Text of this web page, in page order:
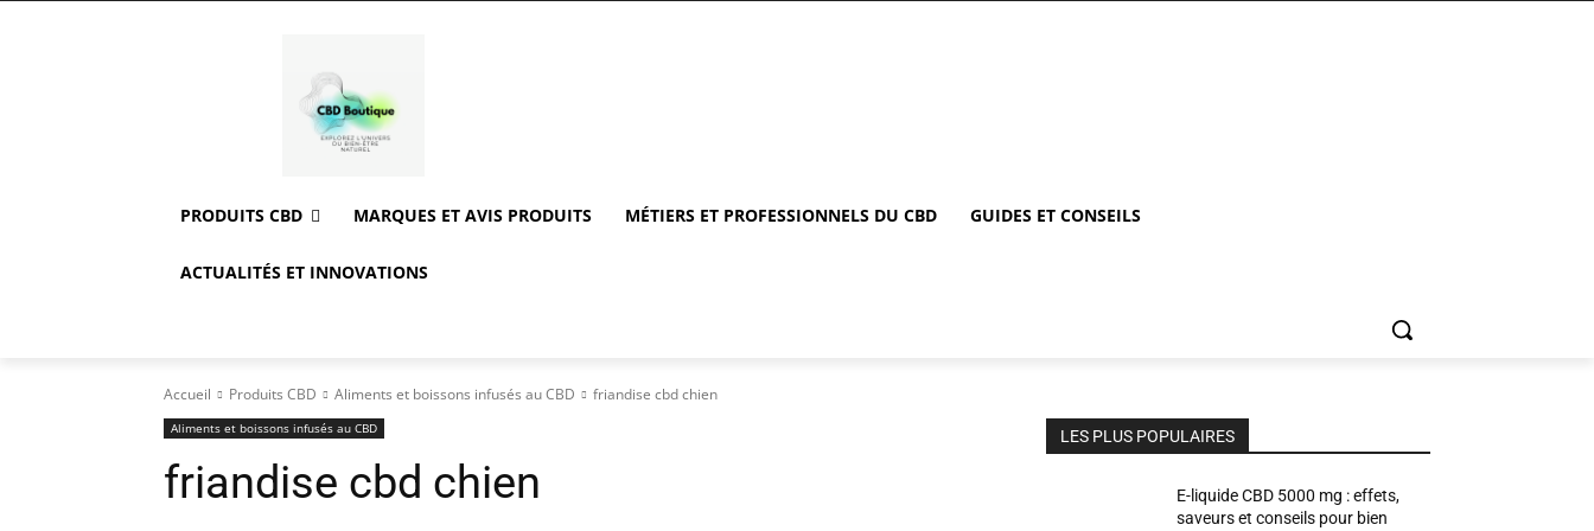
PRODUITS CBD MARQUES ET AVIS PRODUITS MÉTIERS ET PROFESSIONNELS DU CBD GUIDES ET CONSEILS
ACTUALITÉS ET INNOVATIONS
Accueil Produits CBD Aliments et boissons infusés au CBD friandise cbd chien
Aliments et boissons infusés au CBD
friandise cbd chien
LES PLUS POPULAIRES
E-liquide CBD 5000 mg : effets,
saveurs et conseils pour bien